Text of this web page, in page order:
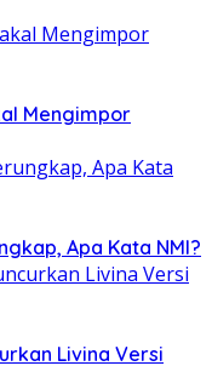
Mengimpor
Apa Kata NMI?
Livina Versi